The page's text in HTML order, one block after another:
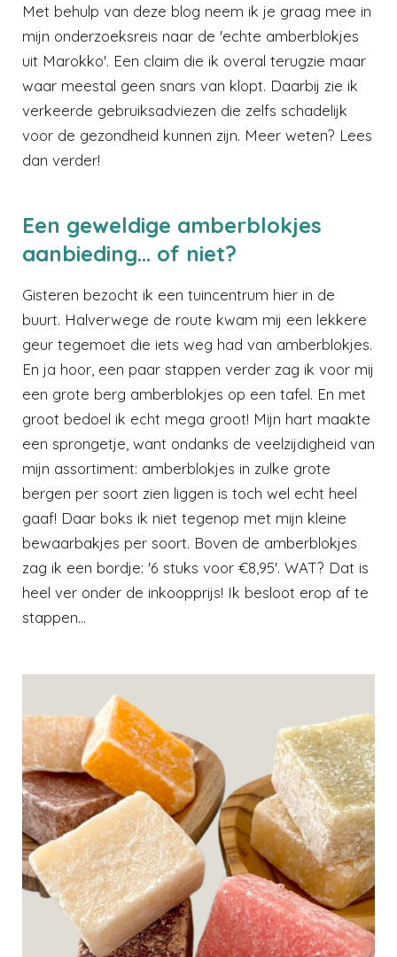
Met behulp van deze blog neem ik je graag mee in
mijn onderzoeksreis naar de 'echte amberblokjes
uit Marokko'. Een claim die ik overal terugzie maar
waar meestal geen snars van klopt. Daarbij zie ik
verkeerde gebruiksadviezen die zelfs schadelijk
voor de gezondheid kunnen zijn. Meer weten? Lees
dan verder!
Een geweldige amberblokjes
aanbieding... of niet?
Gisteren bezocht ik een tuincentrum hier in de
buurt. Halverwege de route kwam mij een lekkere
geur tegemoet die iets weg had van amberblokjes.
En ja hoor, een paar stappen verder zag ik voor mij
een grote berg amberblokjes op een tafel. En met
groot bedoel ik echt mega groot! Mijn hart maakte
een sprongetje, want ondanks de veelzijdigheid van
mijn assortiment: amberblokjes in zulke grote
bergen per soort zien liggen is toch wel echt heel
gaaf! Daar boks ik niet tegenop met mijn kleine
bewaarbakjes per soort. Boven de amberblokjes
zag ik een bordje: '6 stuks voor €8,95'. WAT? Dat is
heel ver onder de inkoopprijs! Ik besloot erop af te
stappen...